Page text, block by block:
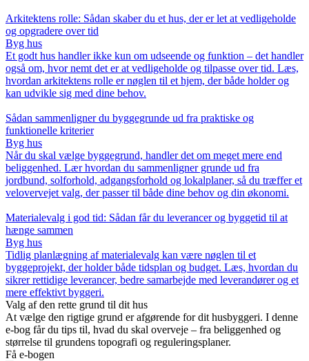
Arkitektens rolle: Sådan skaber du et hus, der er let at vedligeholde
og opgradere over tid
Byg hus
Et godt hus handler ikke kun om udseende og funktion – det handler
også om, hvor nemt det er at vedligeholde og tilpasse over tid. Læs,
hvordan arkitektens rolle er nøglen til et hjem, der både holder og
kan udvikle sig med dine behov.
Sådan sammenligner du byggegrunde ud fra praktiske og
funktionelle kriterier
Byg hus
Når du skal vælge byggegrund, handler det om meget mere end
beliggenhed. Lær hvordan du sammenligner grunde ud fra
jordbund, solforhold, adgangsforhold og lokalplaner, så du træffer et
velovervejet valg, der passer til både dine behov og din økonomi.
Materialevalg i god tid: Sådan får du leverancer og byggetid til at
hænge sammen
Byg hus
Tidlig planlægning af materialevalg kan være nøglen til et
byggeprojekt, der holder både tidsplan og budget. Læs, hvordan du
sikrer rettidige leverancer, bedre samarbejde med leverandører og et
mere effektivt byggeri.
Valg af den rette grund til dit hus
At vælge den rigtige grund er afgørende for dit husbyggeri. I denne
e-bog får du tips til, hvad du skal overveje – fra beliggenhed og
størrelse til grundens topografi og reguleringsplaner.
Få e-bogen